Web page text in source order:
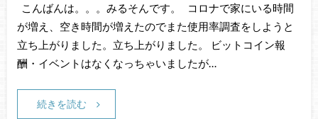
こんばんは。。。みるそんです。 コロナで家にいる時間
が増え、空き時間が増えたのでまた使用率調査をしようと
立ち上がりました。立ち上がりました。 ビットコイン報
酬・イベントはなくなっちゃいましたが…
続きを読む